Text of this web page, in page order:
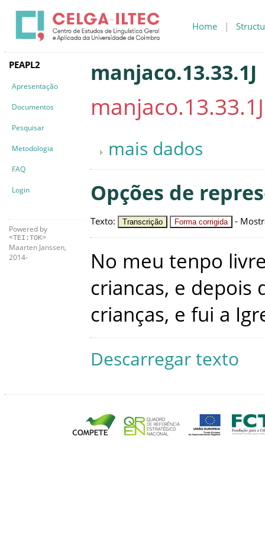
Home |
PEAPL2
Apresentação
Documentos
Pesquisar
Metodologia
FAQ
Login
Powered by
<TEI:TOK>
Maarten Janssen,
2014-
manjaco.13.33.1J
manjaco.13.33.1J
mais dados
Opções de
Texto: Transcrição Forma corrigida -
No meu tenpo
criancas, e depois
crianças, e fui a
Descarregar texto